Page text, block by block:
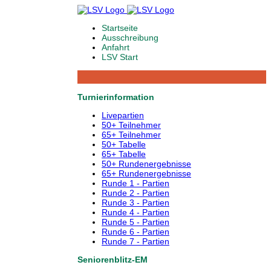
Startseite
Ausschreibung
Anfahrt
LSV Start
Turnierinformation
Livepartien
50+ Teilnehmer
65+ Teilnehmer
50+ Tabelle
65+ Tabelle
50+ Rundenergebnisse
65+ Rundenergebnisse
Runde 1 - Partien
Runde 2 - Partien
Runde 3 - Partien
Runde 4 - Partien
Runde 5 - Partien
Runde 6 - Partien
Runde 7 - Partien
Seniorenblitz-EM